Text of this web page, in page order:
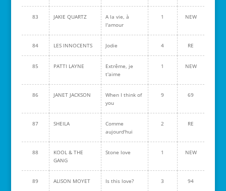
83 JAKIE QUARTZ
A la vie, à
l'amour
1 NEW
84 LES INNOCENTS Jodie 4 RE
85 PATTI LAYNE
Extrême, je
t'aime
1 NEW
86 JANET JACKSON
When I think of
you
9 69
87 SHEILA
Comme
aujourd'hui
2 RE
88
KOOL & THE
GANG
Stone love 1 NEW
89 ALISON MOYET Is this love? 3 94